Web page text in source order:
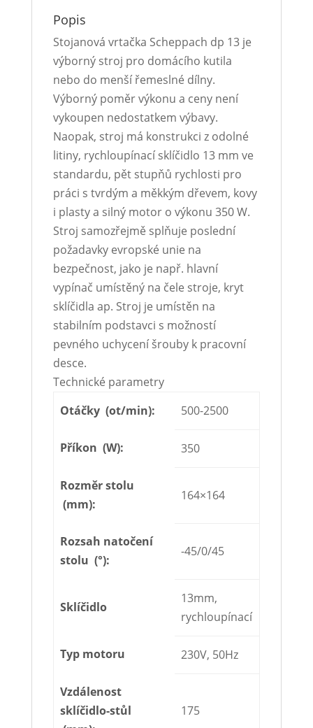
Popis
Stojanová vrtačka Scheppach dp 13 je
výborný stroj pro domácího kutila
nebo do menší řemeslné dílny.
Výborný poměr výkonu a ceny není
vykoupen nedostatkem výbavy.
Naopak, stroj má konstrukci z odolné
litiny, rychloupínací sklíčidlo 13 mm ve
standardu, pět stupňů rychlosti pro
práci s tvrdým a měkkým dřevem, kovy
i plasty a silný motor o výkonu 350 W.
Stroj samozřejmě splňuje poslední
požadavky evropské unie na
bezpečnost, jako je např. hlavní
vypínač umístěný na čele stroje, kryt
sklíčidla ap. Stroj je umístěn na
stabilním podstavci s možností
pevného uchycení šrouby k pracovní
desce.
Technické parametry
Otáčky (ot/min):
500-2500
Příkon (W): 350
Rozměr stolu
(mm):
164×164
Rozsah natočení
stolu (°):
-45/0/45
Sklíčidlo
13mm,
rychloupínací
Typ motoru 230V, 50Hz
Vzdálenost
sklíčidlo-stůl
175